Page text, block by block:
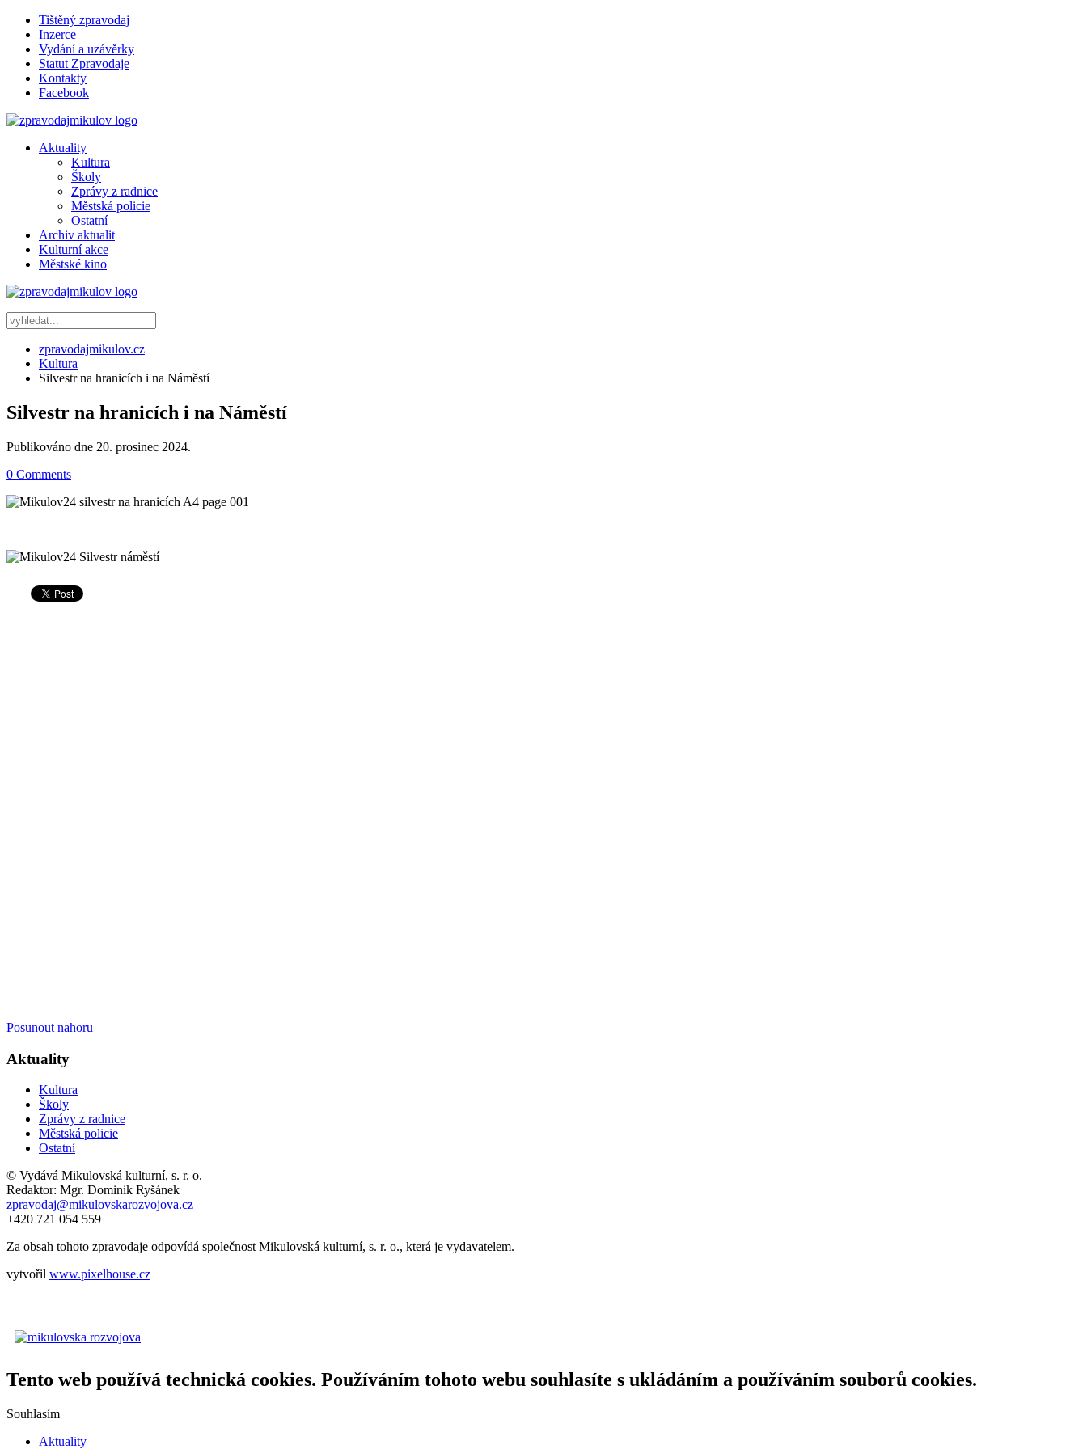
Tištěný zpravodaj
Inzerce
Vydání a uzávěrky
Statut Zpravodaje
Kontakty
Facebook
Aktuality
Kultura
Školy
Zprávy z radnice
Městská policie
Ostatní
Archiv aktualit
Kulturní akce
Městské kino
zpravodajmikulov.cz
Kultura
Silvestr na hranicích i na Náměstí
Silvestr na hranicích i na Náměstí
Publikováno dne 20. prosinec 2024.
0 Comments
Posunout nahoru
Aktuality
Kultura
Školy
Zprávy z radnice
Městská policie
Ostatní
© Vydává Mikulovská kulturní, s. r. o.
Redaktor: Mgr. Dominik Ryšánek
zpravodaj@mikulovskarozvojova.cz
+420 721 054 559
Za obsah tohoto zpravodaje odpovídá společnost Mikulovská kulturní, s. r. o., která je vydavatelem.
vytvořil www.pixelhouse.cz
Tento web používá technická cookies. Používáním tohoto webu souhlasíte s ukládáním a používáním souborů cookies.
Souhlasím
Aktuality